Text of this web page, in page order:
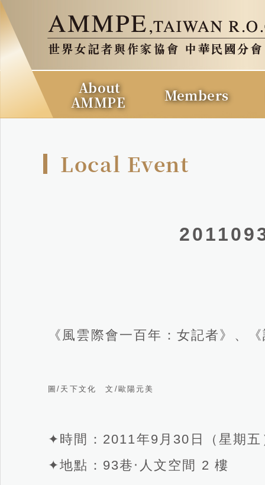
About
AMMPE
Members
Local Event
《風雲際會一百年：女記者》、
圖/天下文化 文/歐陽元美
✦時間：2011年9月30日（星期
✦地點：93巷‧人文空間 2 樓